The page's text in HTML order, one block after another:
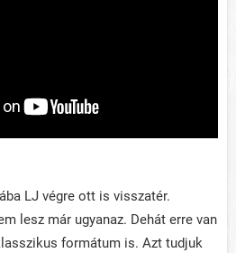
LJ végre ott is visszatér.
lesz már ugyanaz. Dehát erre van
formátum is. Azt tudjuk